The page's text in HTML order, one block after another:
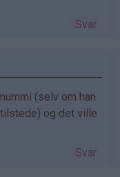
Svar
(selv om han
og det ville
Svar